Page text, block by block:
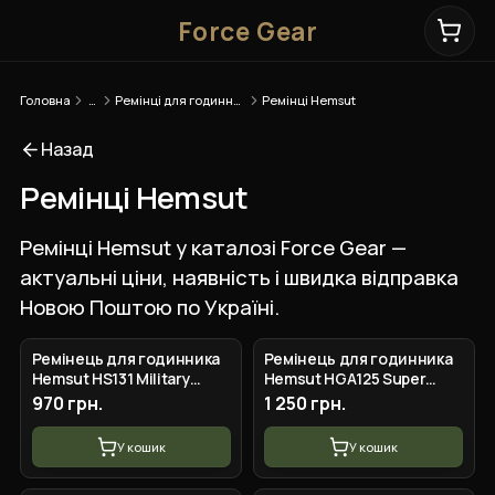
Force Gear
Головна Ремінці Hemsut
Назад
Ремінці Hemsut
Ремінці Hemsut у каталозі Force Gear —
актуальні ціни, наявність і швидка відправка
Новою Поштою по Україні.
Ремінець для годинника
Hemsut HS131 Military
nylon Velcro Camo Green
20 mm
970 грн.
У кошик
Ремінець для годинника
Hemsut HGA125 Super
Rugged Garmin Black 22
1 250 грн.
У кошик